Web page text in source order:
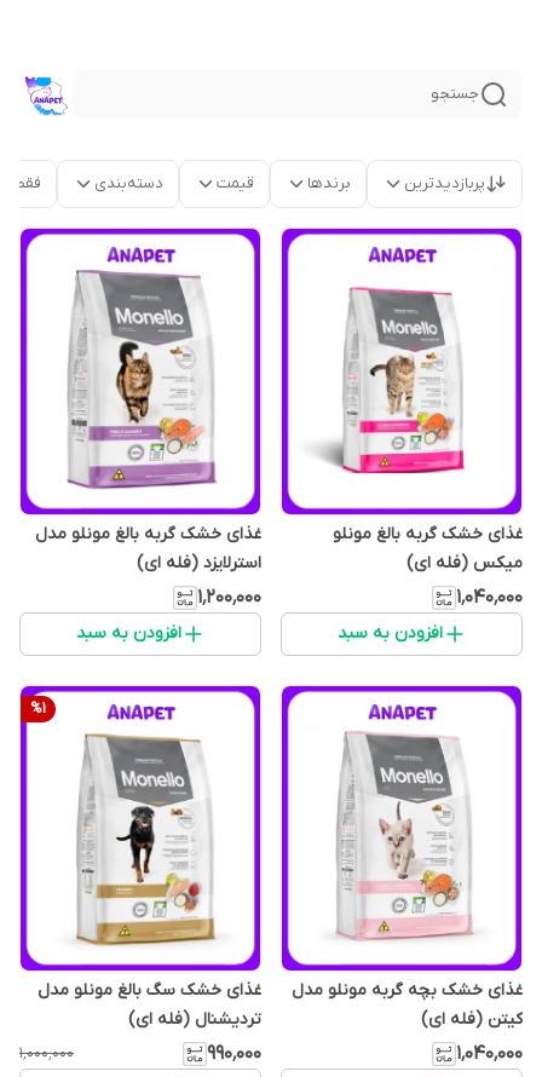
جستجو
پربازدیدترین برندها قیمت دسته‌بندی فقط
غذای خشک گربه بالغ مونلو
میکس (فله ای)
۱٬۰۴۰٬۰۰۰
افزودن به سبد
غذای خشک گربه بالغ مونلو مدل
استرلایزد (فله‌ ای)
۱٬۲۰۰٬۰۰۰
افزودن به سبد
غذای خشک بچه گربه مونلو مدل
کیتن (فله‌ ای)
۱٬۰۴۰٬۰۰۰
%1
غذای خشک سگ بالغ مونلو مدل
تردیشنال (فله‌ ای)
۹۹۰٬۰۰۰ ۱٬۰۰۰٬۰۰۰